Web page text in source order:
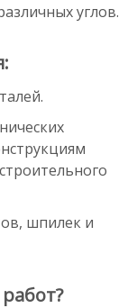
углов.
шпилек и